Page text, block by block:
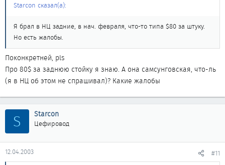
Starcon сказал(а):
Я брал в НЦ задние, в нач. февраля, что-то типа $80 за штуку.
Но есть жалобы.
Поконкретней, pls
Про 80$ за заднюю стойку я знаю. А она самсунговская, что-ль
(я в НЦ об этом не спрашивал)? Какие жалобы
S Starcon
Цефировод
12.04.2003 #11